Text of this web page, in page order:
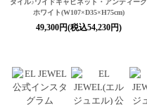
タイル♪ワイドキャビネット・アンティーク
ホワイト(W107×D35×H75cm)
49,300円(税込54,230円)